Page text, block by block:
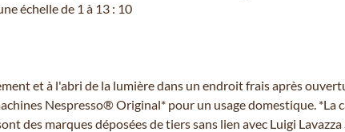
échelle de 1 à 13 : 10
et à l'abri de la lumière dans un endroit frais après
Nespresso® Original* pour un usage domestique.
des marques déposées de tiers sans lien avec Luigi Lavazza